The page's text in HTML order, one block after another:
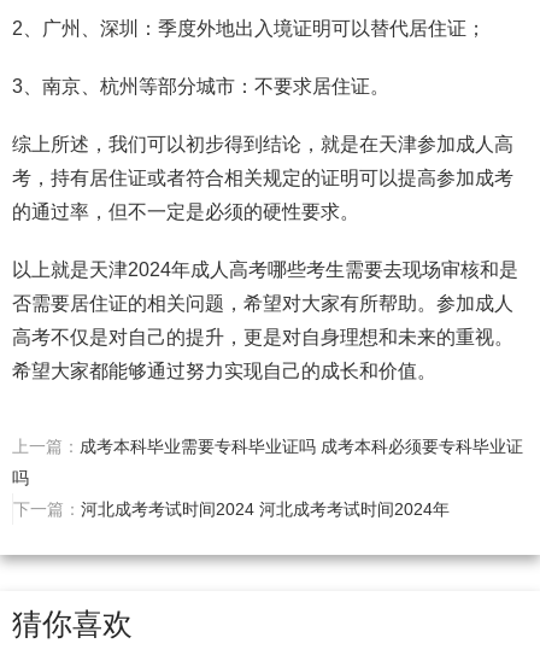
2、广州、深圳：季度外地出入境证明可以替代居住证；
3、南京、杭州等部分城市：不要求居住证。
综上所述，我们可以初步得到结论，就是在天津参加成人高
考，持有居住证或者符合相关规定的证明可以提高参加成考
的通过率，但不一定是必须的硬性要求。
以上就是天津2024年成人高考哪些考生需要去现场审核和是
否需要居住证的相关问题，希望对大家有所帮助。参加成人
高考不仅是对自己的提升，更是对自身理想和未来的重视。
希望大家都能够通过努力实现自己的成长和价值。
上一篇： 成考本科毕业需要专科毕业证吗 成考本科必须要专科毕业证
吗
下一篇： 河北成考考试时间2024 河北成考考试时间2024年
猜你喜欢